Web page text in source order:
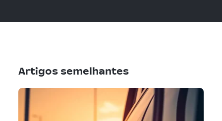
Artigos semelhantes